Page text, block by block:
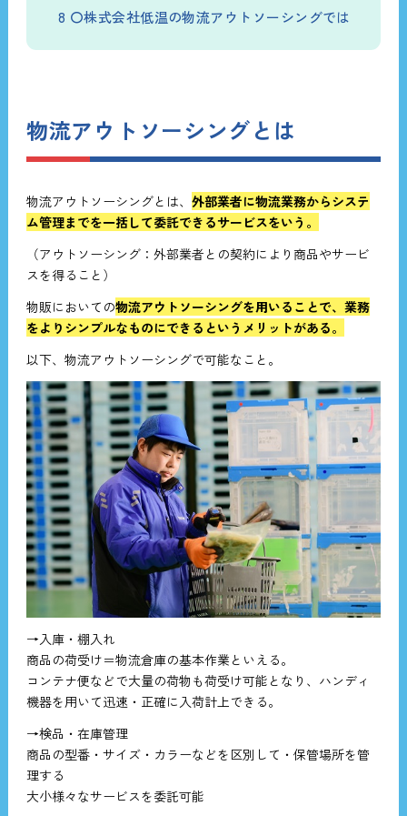
8 〇株式会社低温の物流アウトソーシングでは
物流アウトソーシングとは
物流アウトソーシングとは、 外部業者に物流業務からシステ
ム管理までを一括して委託できるサービスをいう。
（アウトソーシング：外部業者との契約により商品やサービ
スを得ること）
物販においての物流アウトソーシングを用いることで、業務
をよりシンプルなものにできるというメリットがある。
以下、物流アウトソーシングで可能なこと。
→入庫・棚入れ
商品の荷受け＝物流倉庫の基本作業といえる。
コンテナ便などで大量の荷物も荷受け可能となり、ハンディ
機器を用いて迅速・正確に入荷計上できる。
→検品・在庫管理
商品の型番・サイズ・カラーなどを区別して・保管場所を管
理する
大小様々なサービスを委託可能